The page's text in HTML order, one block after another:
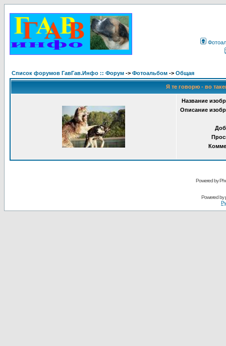
Список форумов ГавГав.Инфо :: Форум -> Фотоальбом -> Общая
Я те говорю - во
Название
Описание
Powered by
Powered by